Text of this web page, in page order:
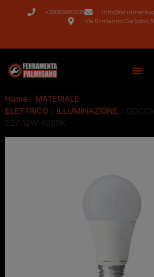
+39065681208
Via Ermanno Carlotto,
Home / MATERIALE
ELETTRICO / ILLUMINAZIONE /
E27 12W 4000K